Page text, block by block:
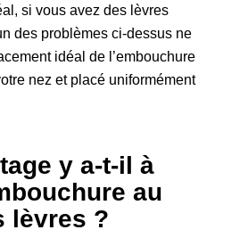
si vous avez des lèvres
des problèmes ci-dessus ne
idéal de l’embouchure
nez et placé uniformément
y a-t-il à
au
lèvres ?